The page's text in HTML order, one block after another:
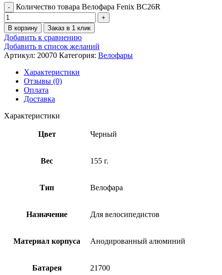
Количество товара Велофара Fenix BC26R
В корзину Заказ в 1 клик
Добавить к сравнению
Добавить в список желаний
Артикул: 20070 Категория: Велофары
Характеристики
Отзывы (0)
Оплата
Доставка
Характеристики
Цвет Черный
Вес 155 г.
Тип Велофара
Назначение Для велосипедистов
Материал корпуса Анодированный алюминий
Батарея 21700